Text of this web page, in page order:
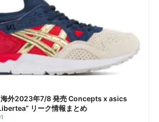
海外2023年7/8 発売 Concepts x asics
リーク情報まとめ